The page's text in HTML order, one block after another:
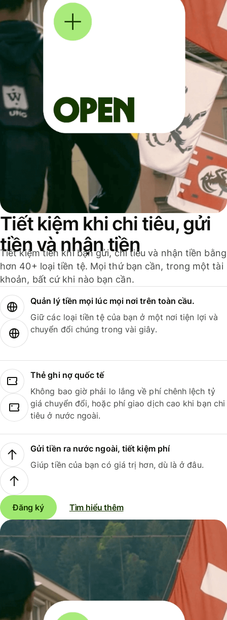
Tiết kiệm khi chi tiêu, gửi
tiền và nhận tiền
Tiết kiệm tiền khi bạn gửi, chi tiêu và nhận tiền bằng
hơn 40+ loại tiền tệ. Mọi thứ bạn cần, trong một tài
khoản, bất cứ khi nào bạn cần.
Quản lý tiền mọi lúc mọi nơi trên toàn cầu.
Giữ các loại tiền tệ của bạn ở một nơi tiện lợi và
chuyển đổi chúng trong vài giây.
Thẻ ghi nợ quốc tế
Không bao giờ phải lo lắng về phí chênh lệch tỷ
giá chuyển đổi, hoặc phí giao dịch cao khi bạn chi
tiêu ở nước ngoài.
Gửi tiền ra nước ngoài, tiết kiệm phí
Giúp tiền của bạn có giá trị hơn, dù là ở đâu.
Đăng ký Tìm hiểu thêm